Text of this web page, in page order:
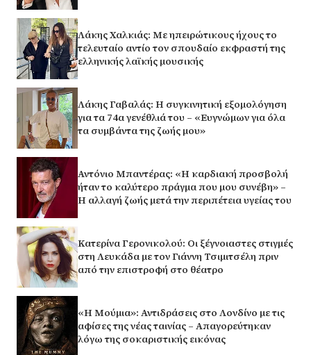
Λάκης Χαλκιάς: Με ηπειρώτικους ήχους το
τελευταίο αντίο τον σπουδαίο εκφραστή της
ελληνικής λαϊκής μουσικής
Λάκης Γαβαλάς: Η συγκινητική εξομολόγηση
για τα 74α γενέθλιά του – «Ευγνώμων για όλα
τα συμβάντα της ζωής μου»
Αντόνιο Μπαντέρας: «Η καρδιακή προσβολή
ήταν το καλύτερο πράγμα που μου συνέβη» –
Η αλλαγή ζωής μετά την περιπέτεια υγείας του
Κατερίνα Γερονικολού: Οι ξέγνοιαστες στιγμές
στη Λευκάδα με τον Γιάννη Τσιμιτσέλη πριν
από την επιστροφή στο θέατρο
«Η Μούμια»: Αντιδράσεις στο Λονδίνο με τις
αφίσες της νέας ταινίας – Απαγορεύτηκαν
λόγω της σοκαριστικής εικόνας